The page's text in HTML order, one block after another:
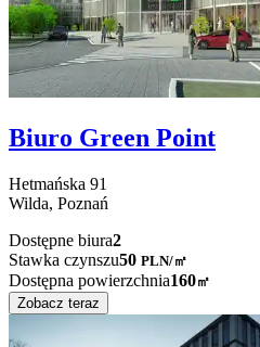
Biuro Green Point
Hetmańska 91
Wilda, Poznań
Dostępne biura2
Stawka czynszu50 PLN/㎡
Dostępna powierzchnia160㎡
Zobacz teraz